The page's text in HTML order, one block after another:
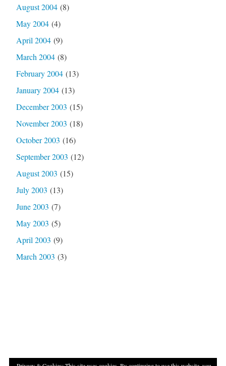
August 2004(8)
May 2004(4)
April 2004(9)
March 2004(8)
February 2004(13)
January 2004(13)
December 2003 (15)
November 2003 (18)
October 2003 (16)
September 2003 (12)
August 2003 (15)
July 2003 (13)
June 2003 (7)
May 2003 (5)
April 2003 (9)
March 2003 (3)